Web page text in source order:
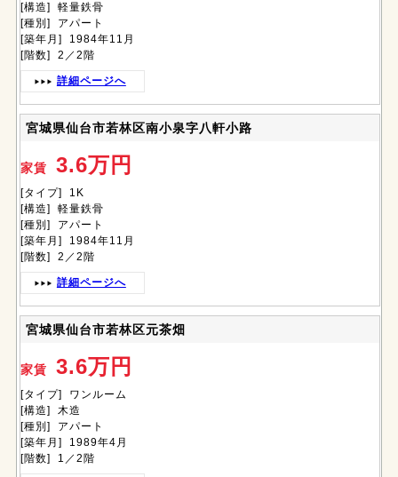
[構造] 軽量鉄骨
[種別] アパート
[築年月] 1984年11月
[階数] 2／2階
詳細ページへ
宮城県仙台市若林区南小泉字八軒小路
家賃 3.6万円
[タイプ] 1K
[構造] 軽量鉄骨
[種別] アパート
[築年月] 1984年11月
[階数] 2／2階
詳細ページへ
宮城県仙台市若林区元茶畑
家賃 3.6万円
[タイプ] ワンルーム
[構造] 木造
[種別] アパート
[築年月] 1989年4月
[階数] 1／2階